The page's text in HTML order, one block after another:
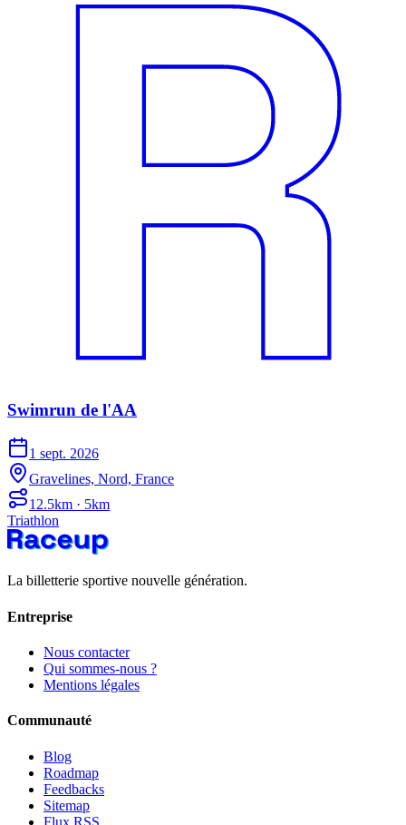
Swimrun de l'AA
1 sept. 2026
Gravelines, Nord, France
12.5km · 5km
Triathlon
La billetterie sportive nouvelle génération.
Entreprise
Nous contacter
Qui sommes-nous ?
Mentions légales
Communauté
Blog
Roadmap
Feedbacks
Sitemap
Flux RSS